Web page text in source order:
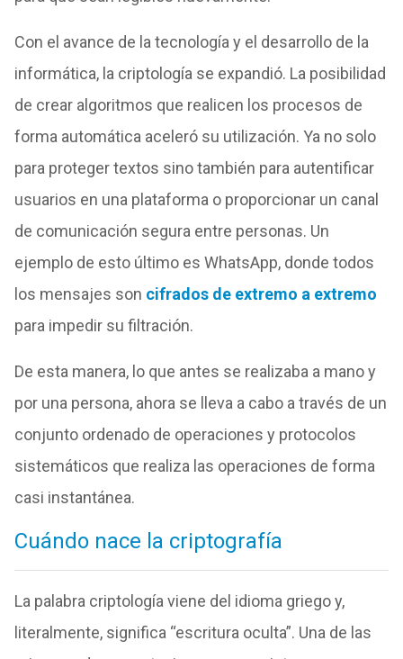
Con el avance de la tecnología y el desarrollo de la
informática, la criptología se expandió. La posibilidad
de crear algoritmos que realicen los procesos de
forma automática aceleró su utilización. Ya no solo
para proteger textos sino también para autentificar
usuarios en una plataforma o proporcionar un canal
de comunicación segura entre personas. Un
ejemplo de esto último es WhatsApp, donde todos
los mensajes son cifrados de extremo a extremo
para impedir su filtración.
De esta manera, lo que antes se realizaba a mano y
por una persona, ahora se lleva a cabo a través de un
conjunto ordenado de operaciones y protocolos
sistemáticos que realiza las operaciones de forma
casi instantánea.
Cuándo nace la criptografía
La palabra criptología viene del idioma griego y,
literalmente, significa “escritura oculta”. Una de las